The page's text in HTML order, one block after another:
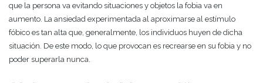
que la persona va evitando situaciones y objetos la fobia va en
aumento. La ansiedad experimentada al aproximarse al estímulo
fóbico es tan alta que, generalmente, los individuos huyen de dicha
situación. De este modo, lo que provocan es recrearse en su fobia y no
poder superarla nunca.